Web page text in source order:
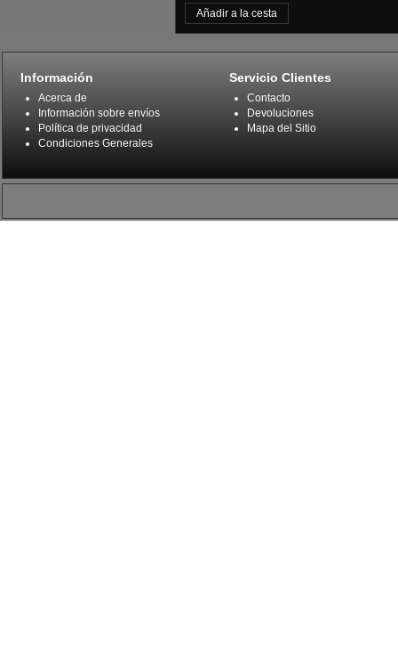
Información
Acerca de
Información sobre envíos
Política de privacidad
Condiciones Generales
Servicio Clientes
Contacto
Devoluciones
Mapa del Sitio